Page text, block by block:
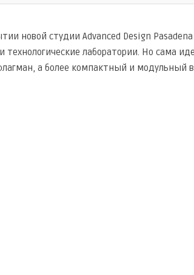
новой студии Advanced Design
лаборатории. Но сама
а более компактный и модульный